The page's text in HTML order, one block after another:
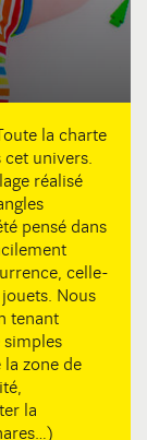
la charte
univers.
réalisé
pensé dans
celle-
Nous
tenant
zone de
la